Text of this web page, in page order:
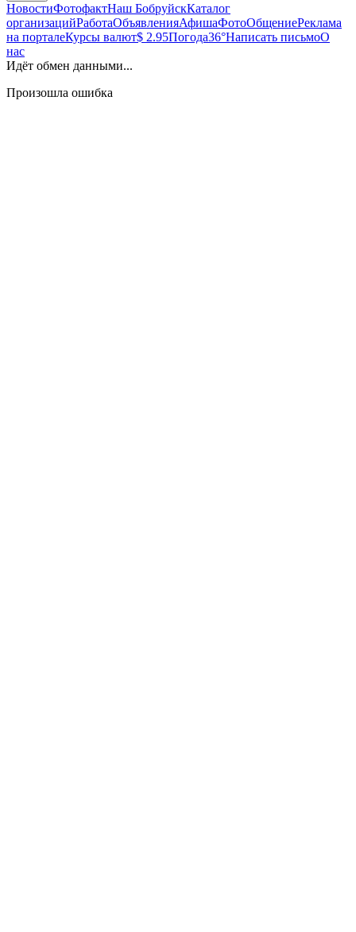
НовостиФотофактНаш БобруйскКаталог
организацийРаботаОбъявленияАфишаФотоОбщениеРеклама
на порталеКурсы валют$ 2.95Погода36°Написать письмоО
нас
Идёт обмен данными...
Произошла ошибка